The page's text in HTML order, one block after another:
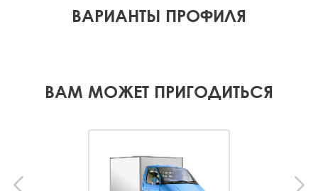
ВАРИАНТЫ ПРОФИЛЯ
ВАМ МОЖЕТ ПРИГОДИТЬСЯ